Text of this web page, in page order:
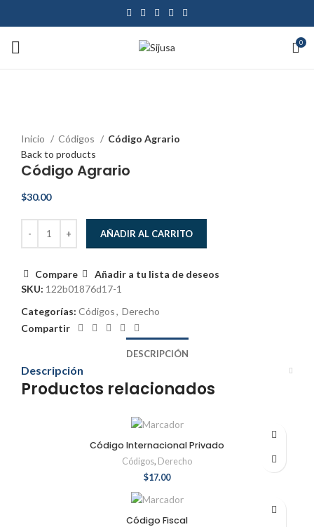
0
Inicio
Códigos
Código Agrario
Back to products
Código Agrario
$30.00
AÑADIR AL CARRITO
Compare
Añadir a tu lista de deseos
SKU: 122b01876d17-1
Categorías: Códigos, Derecho
Compartir
DESCRIPCIÓN
Descripción
Productos relacionados
Código Internacional Privado
Códigos, Derecho
$17.00
Código Fiscal